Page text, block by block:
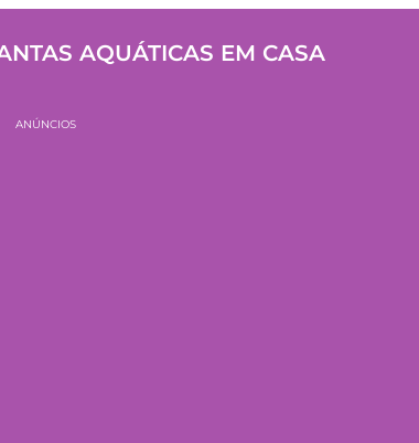
AQUÁTICAS EM CASA
ANÚNCIOS